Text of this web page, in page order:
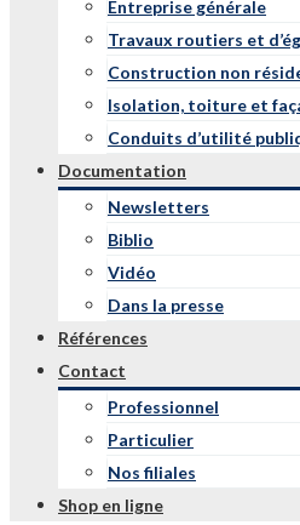
Entreprise générale
Travaux routiers et
Construction non
Isolation, toiture et
Conduits d’utilité
Documentation
Newsletters
Biblio
Vidéo
Dans la presse
Références
Contact
Professionnel
Particulier
Nos filiales
Shop en ligne